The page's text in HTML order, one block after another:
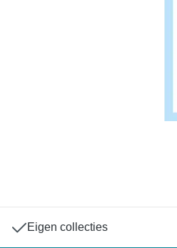
Eigen collecties